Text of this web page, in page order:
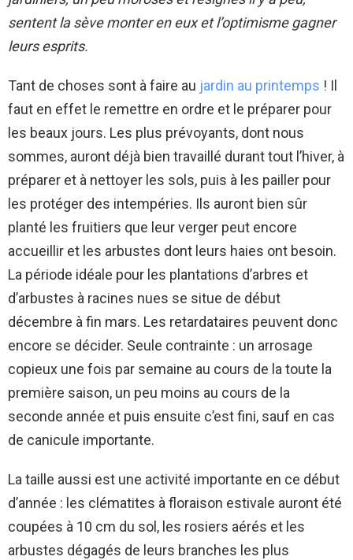
sentent la sève monter en eux et l’optimisme gagner
leurs esprits.
Tant de choses sont à faire au jardin au printemps ! Il
faut en effet le remettre en ordre et le préparer pour
les beaux jours. Les plus prévoyants, dont nous
sommes, auront déjà bien travaillé durant tout l’hiver, à
préparer et à nettoyer les sols, puis à les pailler pour
les protéger des intempéries. Ils auront bien sûr
planté les fruitiers que leur verger peut encore
accueillir et les arbustes dont leurs haies ont besoin.
La période idéale pour les plantations d’arbres et
d’arbustes à racines nues se situe de début
décembre à fin mars. Les retardataires peuvent donc
encore se décider. Seule contrainte : un arrosage
copieux une fois par semaine au cours de la toute la
première saison, un peu moins au cours de la
seconde année et puis ensuite c’est fini, sauf en cas
de canicule importante.
La taille aussi est une activité importante en ce début
d’année : les clématites à floraison estivale auront été
coupées à 10 cm du sol, les rosiers aérés et les
arbustes dégagés de leurs branches les plus